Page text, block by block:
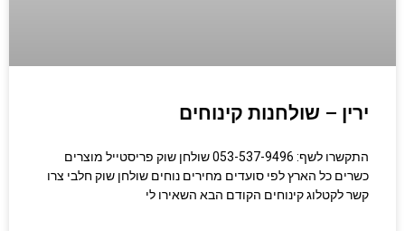
ירין – שולחנות קינוחים
התקשרו לשף: 053-537-9496 שולחן שוק פריסטייל מוצרים
כשרים כל הארץ לפי סועדים מחירים נוחים שולחן שוק חלבי​ צרו
קשר לקטלוג קינוחים הקודם הבא השאירו לי